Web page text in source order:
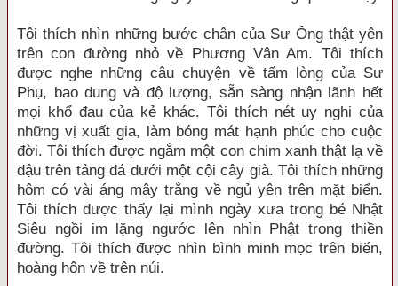
Tôi thích nhìn những bước chân của Sư Ông thật yên
trên con đường nhỏ về Phương Vân Am. Tôi thích
được nghe những câu chuyện về tấm lòng của Sư
Phụ, bao dung và độ lượng, sẵn sàng nhận lãnh hết
mọi khổ đau của kẻ khác. Tôi thích nét uy nghi của
những vị xuất gia, làm bóng mát hạnh phúc cho cuộc
đời. Tôi thích được ngắm một con chim xanh thật lạ về
đậu trên tảng đá dưới một cội cây già. Tôi thích những
hôm có vài áng mây trắng về ngủ yên trên mặt biển.
Tôi thích được thấy lại mình ngày xưa trong bé Nhật
Siêu ngồi im lặng ngước lên nhìn Phật trong thiền
đường. Tôi thích được nhìn bình minh mọc trên biển,
hoàng hôn về trên núi.